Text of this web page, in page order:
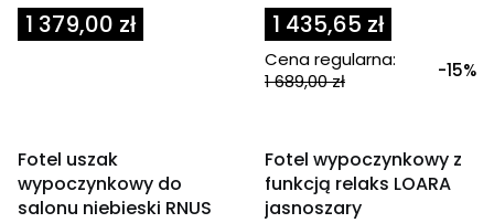
Cena
1 379,00 zł 1 435,65 zł
Cena regularna:
1 689,00 zł
-15%
Fotel uszak
wypoczynkowy do
salonu niebieski RNUS
Fotel wypoczynkowy z
funkcją relaks LOARA
jasnoszary